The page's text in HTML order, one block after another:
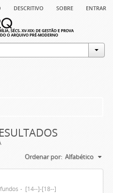
descritivo sobre entrar
Ordenar por: Alfabético
[14--]-[18--]